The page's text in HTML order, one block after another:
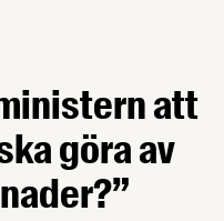
att
göra av